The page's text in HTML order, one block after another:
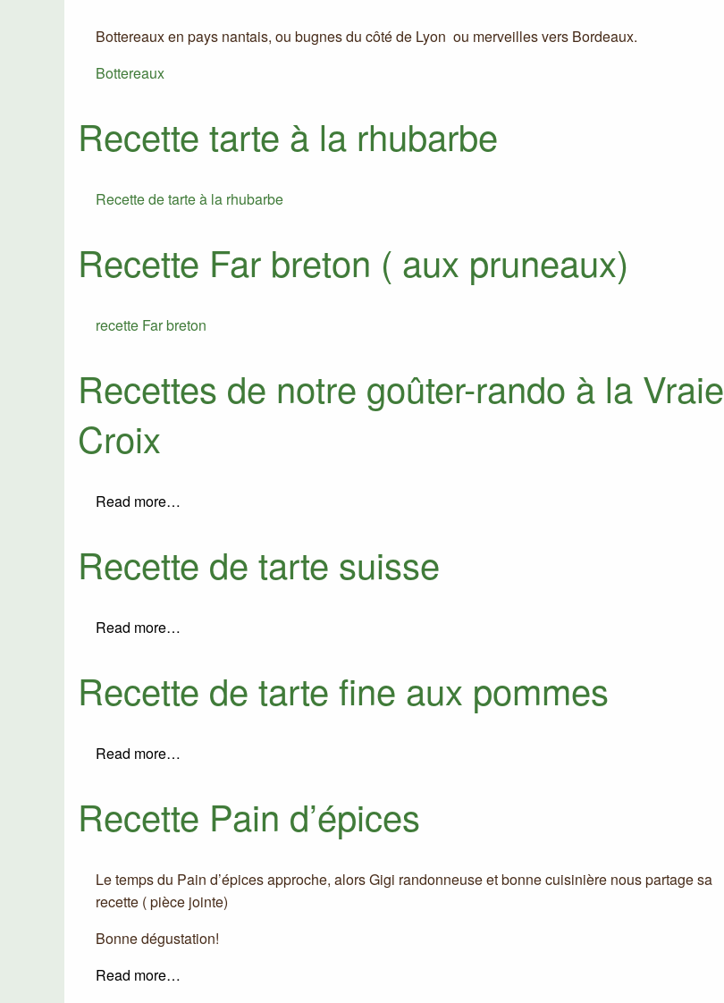
Bottereaux en pays nantais, ou bugnes du côté de Lyon ou merveilles vers Bordeaux.
Bottereaux
Recette tarte à la rhubarbe
Recette de tarte à la rhubarbe
Recette Far breton ( aux pruneaux)
recette Far breton
Recettes de notre goûter-rando à la Vraie
Croix
Read more…
Recette de tarte suisse
Read more…
Recette de tarte fine aux pommes
Read more…
Recette Pain d’épices
Le temps du Pain d’épices approche, alors Gigi randonneuse et bonne cuisinière nous partage sa
recette ( pièce jointe)
Bonne dégustation!
Read more…